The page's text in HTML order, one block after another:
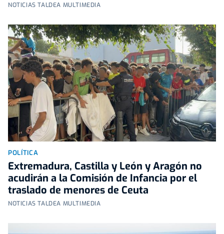
NOTICIAS TALDEA MULTIMEDIA
POLÍTICA
Extremadura, Castilla y León y Aragón no
acudirán a la Comisión de Infancia por el
traslado de menores de Ceuta
NOTICIAS TALDEA MULTIMEDIA